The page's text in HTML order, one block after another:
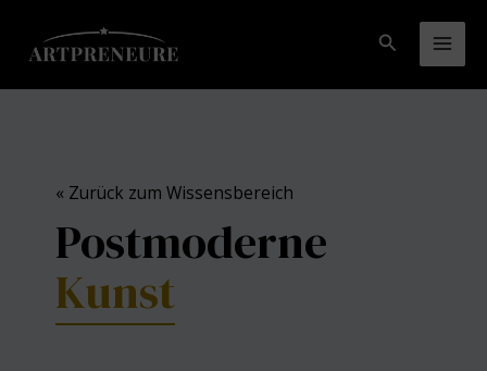
Inhalt
springen
Suchen
« Zurück zum Wissensbereich
Postmoderne
Kunst